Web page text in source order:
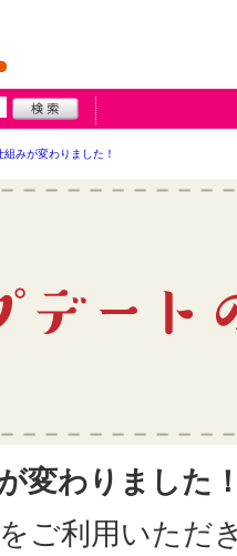
組みが変わりました！
変わりました
ご利用いただ